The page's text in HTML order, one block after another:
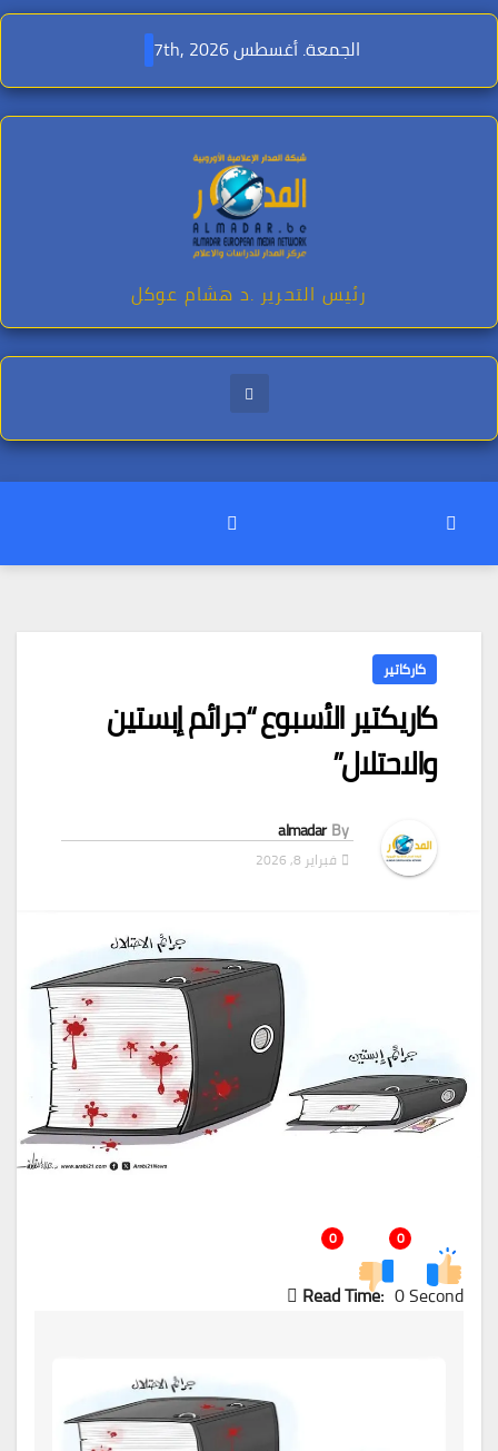
Skip
content
الجمعة. أغسطس 7th, 2026
رئيس التحرير .د هشام عوكل
كاركاتير
كاريكتير الأسبوع “جرائم إبستين
والاحتلال”
By
almadar
فبراير 8, 2026
0
0
Read Time: 0 Second